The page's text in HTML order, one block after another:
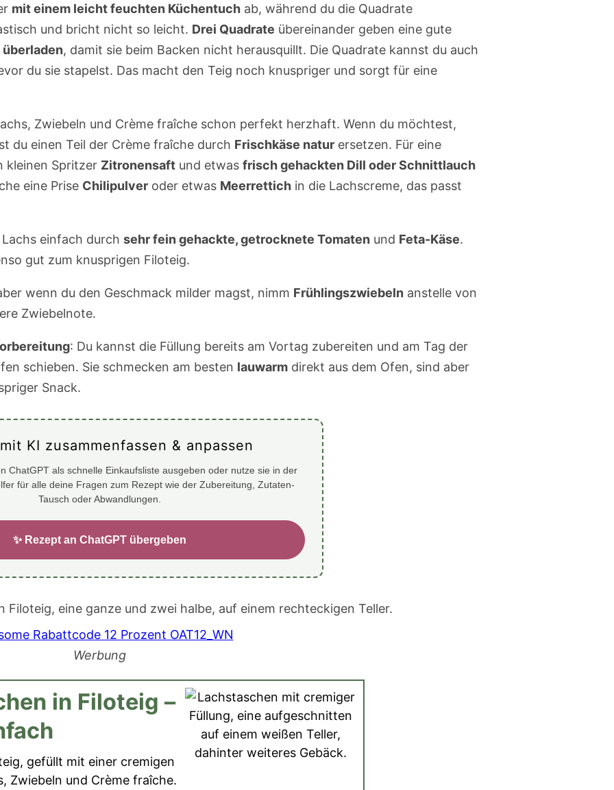
mit einem leicht feuchten Küchentuch ab, während du die Quadrate
und bricht nicht so leicht. Drei Quadrate übereinander geben eine gute
, damit sie beim Backen nicht herausquillt. Die Quadrate kannst du auch
du sie stapelst. Das macht den Teig noch knuspriger und sorgt für eine
Zwiebeln und Crème fraîche schon perfekt herzhaft. Wenn du möchtest,
du einen Teil der Crème fraîche durch Frischkäse natur ersetzen. Für eine
kleinen Spritzer Zitronensaft und etwas frisch gehackten Dill oder Schnittlauch
eine Prise Chilipulver oder etwas Meerrettich in die Lachscreme, das passt
einfach durch sehr fein gehackte, getrocknete Tomaten und Feta-Käse.
gut zum knusprigen Filoteig.
wenn du den Geschmack milder magst, nimm Frühlingszwiebeln anstelle von
Zwiebelnote.
: Du kannst die Füllung bereits am Vortag zubereiten und am Tag der
schieben. Sie schmecken am besten lauwarm direkt aus dem Ofen, sind aber
Snack.
KI zusammenfassen & anpassen
ChatGPT als schnelle Einkaufsliste ausgeben oder nutze sie in der
für alle deine Fragen zum Rezept wie der Zubereitung, Zutaten-
Tausch oder Abwandlungen.
✨ Rezept an ChatGPT übergeben
Werbung
in Filoteig –
gefüllt mit einer cremigen
Zwiebeln und Crème fraîche.